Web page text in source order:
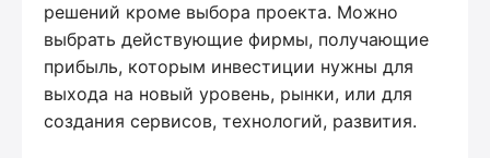
решений кроме выбора проекта. Можно
выбрать действующие фирмы, получающие
прибыль, которым инвестиции нужны для
выхода на новый уровень, рынки, или для
создания сервисов, технологий, развития.